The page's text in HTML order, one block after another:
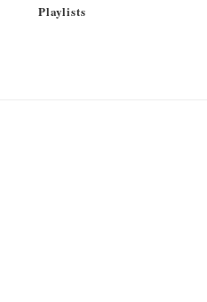
Playlists